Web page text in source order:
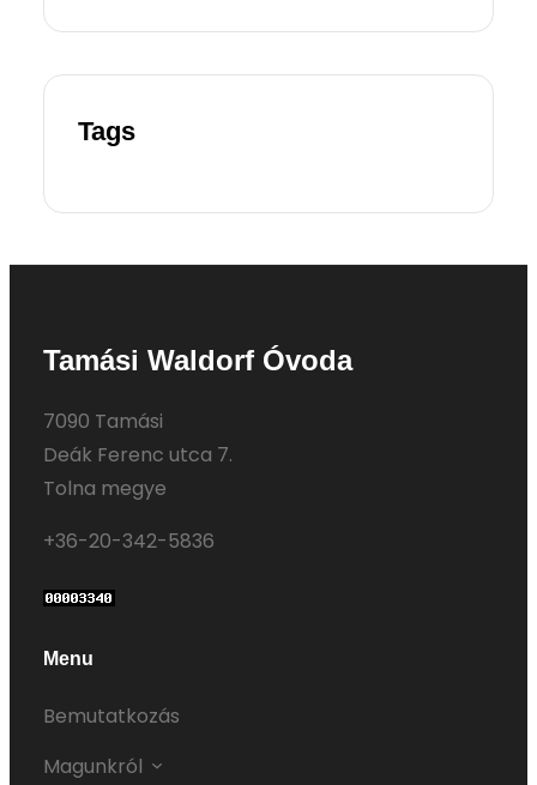
Tags
Tamási Waldorf Óvoda
7090 Tamási
Deák Ferenc utca 7.
Tolna megye
+36-20-342-5836
Menu
Bemutatkozás
Magunkról